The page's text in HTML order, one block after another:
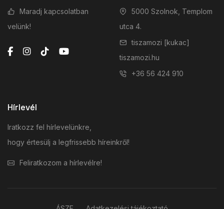
Maradj kapcsolatban
velünk!
5000 Szolnok, Templom
utca 4.
tiszamozi [kukac]
tiszamozi.hu
+36 56 424 910
Hírlevél
Iratkozz fel hírlevelünkre,
hogy értesülj a legfrissebb híreinkről!
Feliratkozom a hírlevélre!